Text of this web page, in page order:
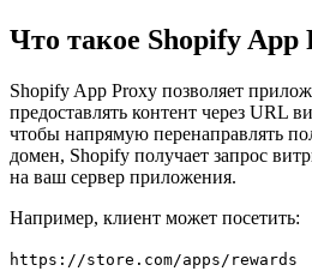
Что такое Shopify App
Shopify App Proxy позволяет
предоставлять контент через URL
чтобы напрямую перенаправлять
домен, Shopify получает запрос
на ваш сервер приложения.
Например, клиент может посетить:
https://store.com/apps/rewards